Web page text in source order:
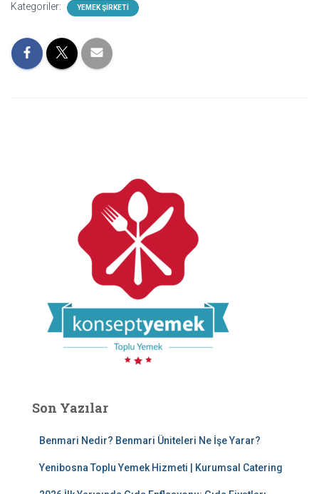
Kategoriler: YEMEK ŞIRKETI
Son Yazılar
Benmari Nedir? Benmari Üniteleri Ne İşe Yarar?
Yenibosna Toplu Yemek Hizmeti | Kurumsal Catering